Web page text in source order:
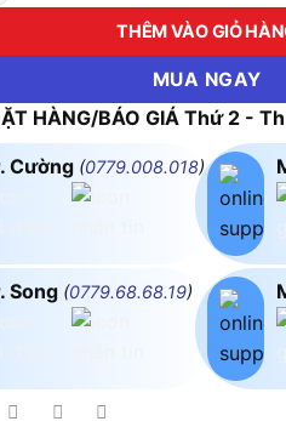
THÊM VÀO GIỎ
MUA NGAY
HÀNG/BÁO GIÁ Thứ 2 -
Cường (0779.008.018)
Song (0779.68.68.19)